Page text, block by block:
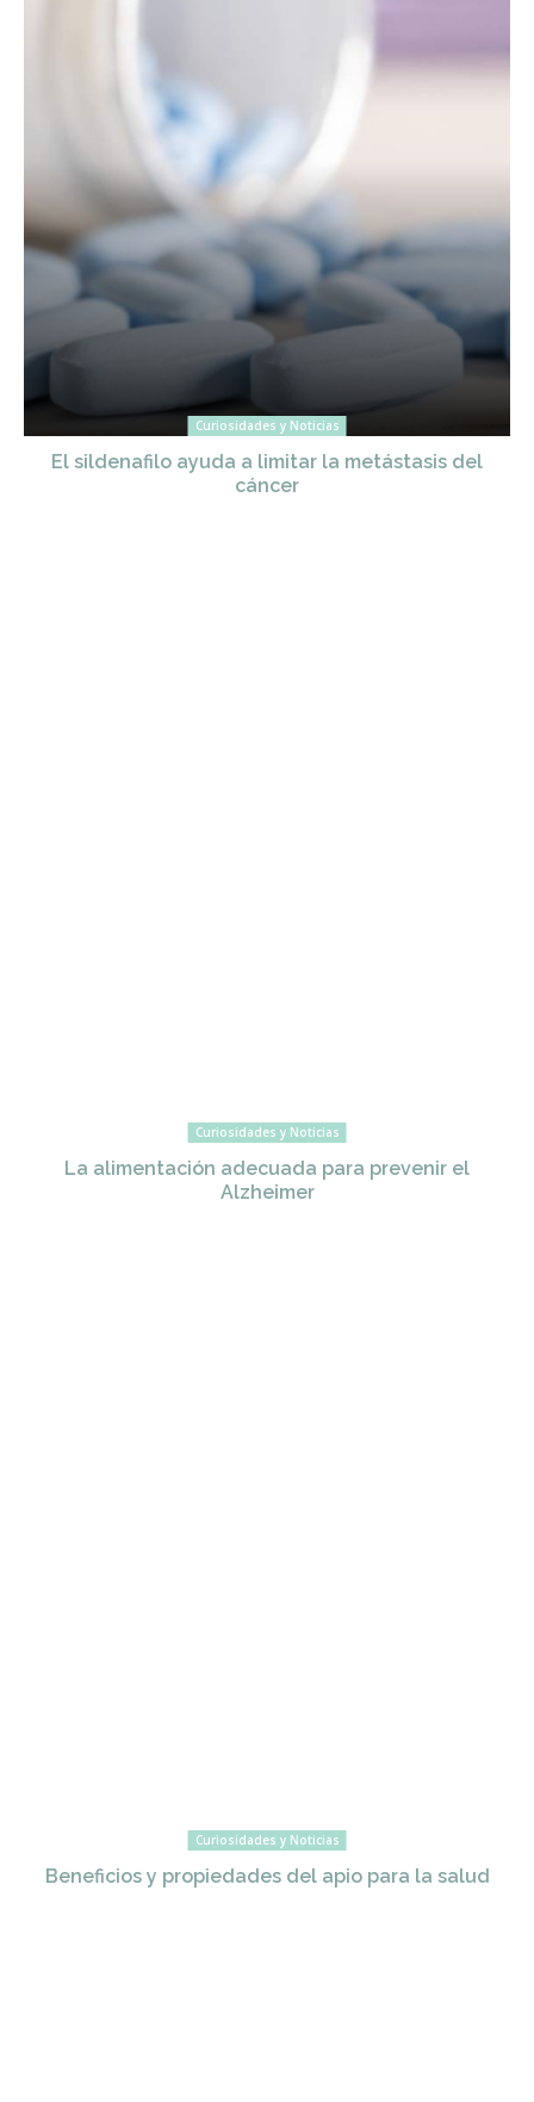
Curiosidades y Noticias
El sildenafilo ayuda a limitar la metástasis del
cáncer
Curiosidades y Noticias
La alimentación adecuada para prevenir el
Alzheimer
Curiosidades y Noticias
Beneficios y propiedades del apio para la salud